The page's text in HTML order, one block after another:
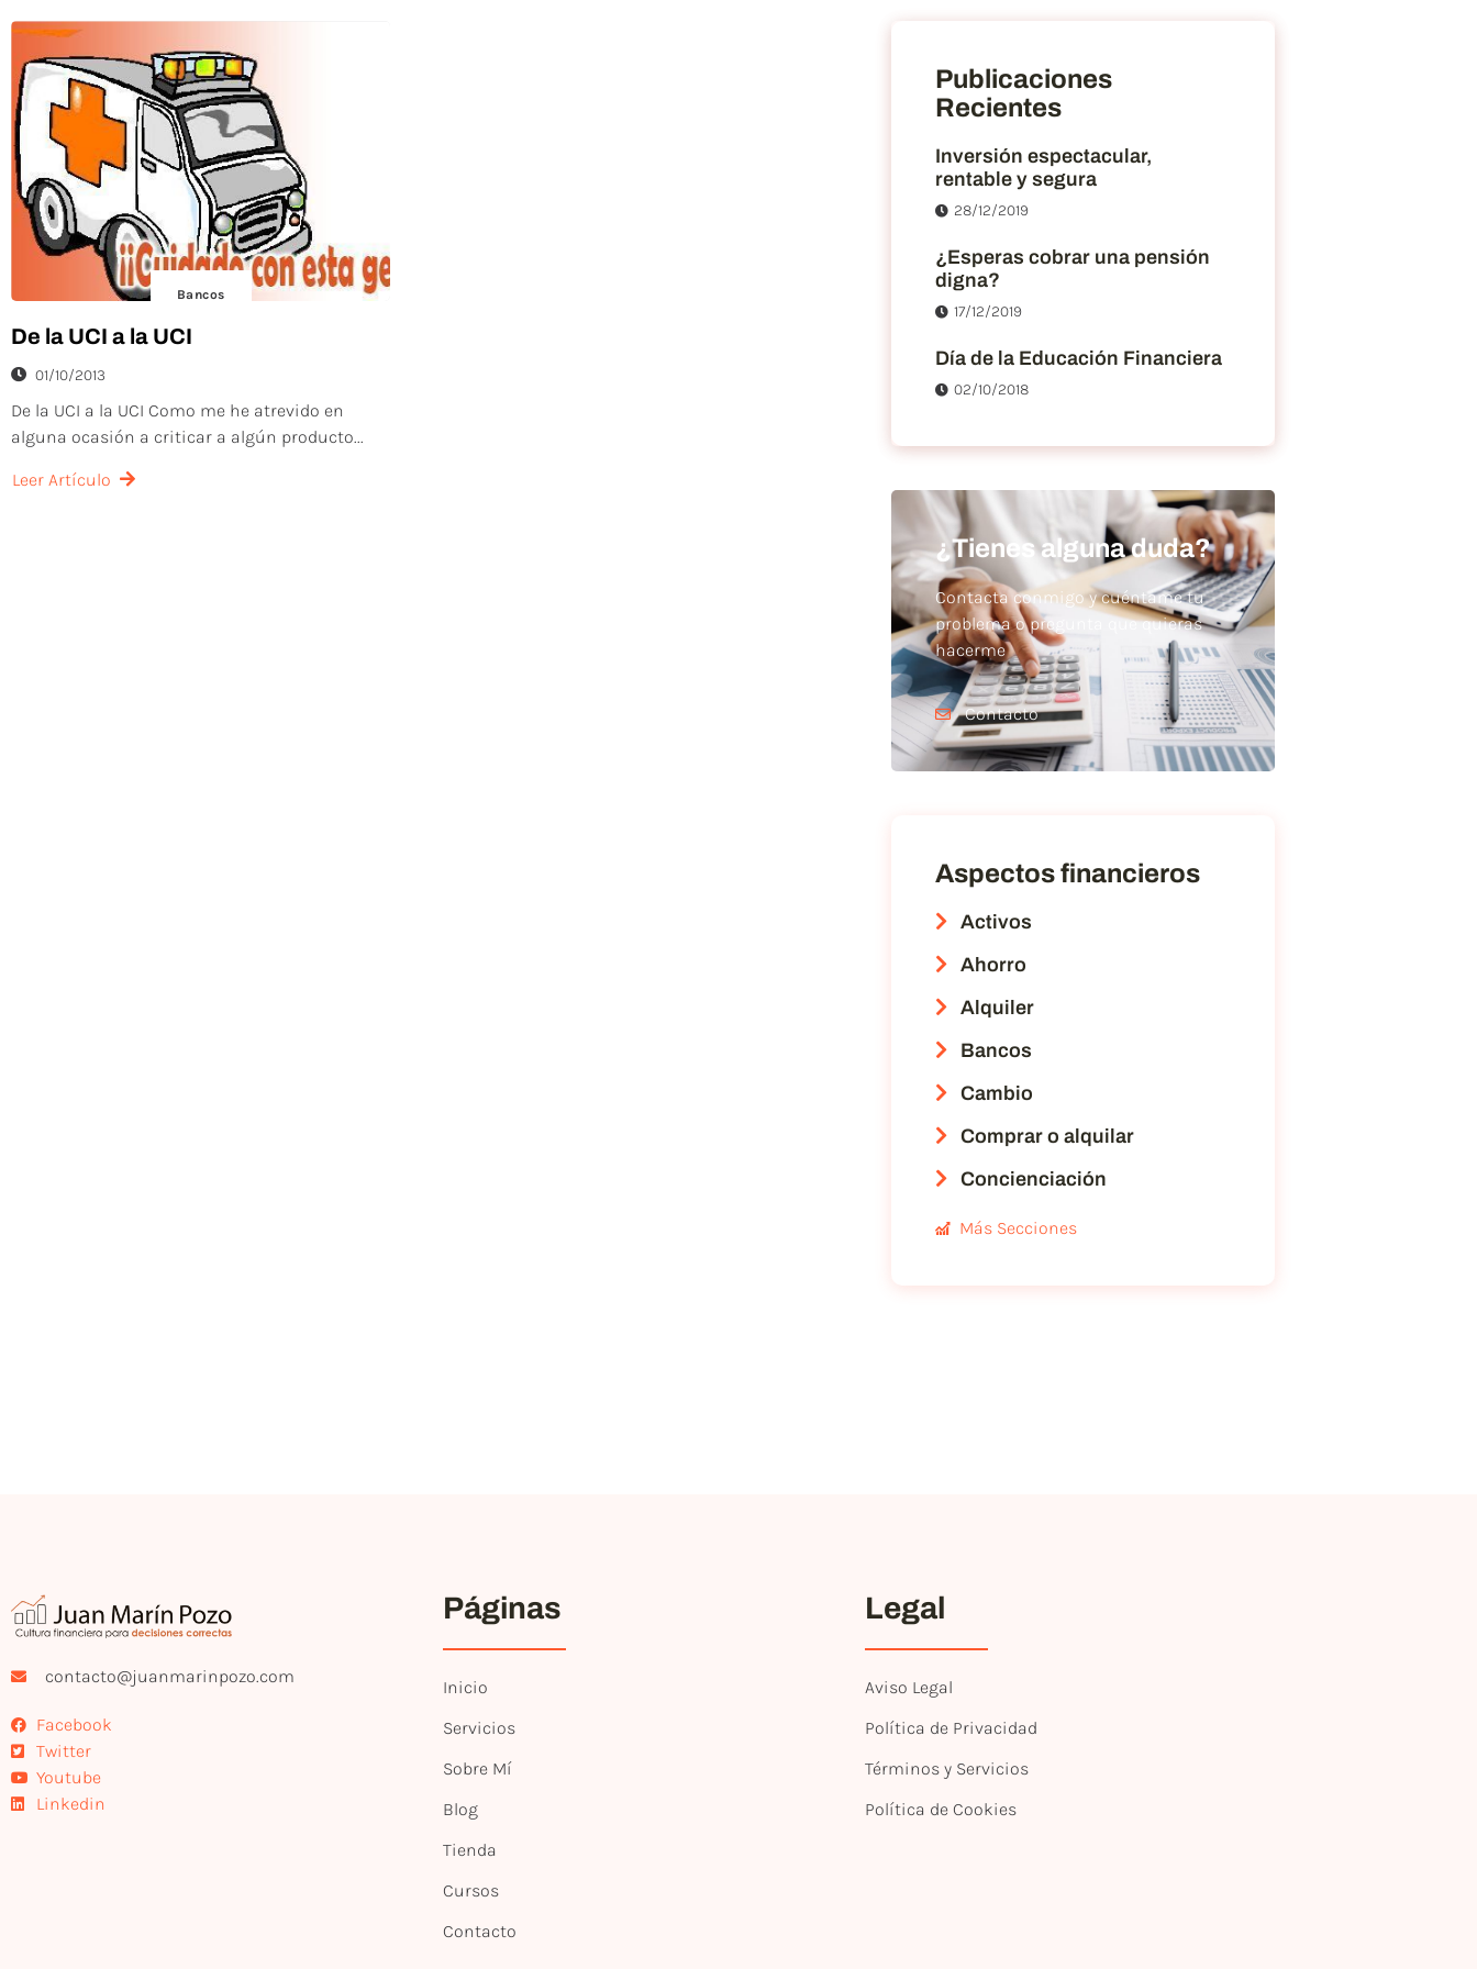
Bancos
De la UCI a la UCI
01/10/2013
De la UCI a la UCI Como me he atrevido en
alguna ocasión a criticar a algún producto...
Leer Artículo
Publicaciones
Recientes
Inversión espectacular,
rentable y segura
28/12/2019
¿Esperas cobrar una pensión
digna?
17/12/2019
Día de la Educación Financiera
02/10/2018
¿Tienes alguna duda?
Contacta conmigo y cuéntame tu
problema o pregunta que quieras
hacerme
Contacto
Aspectos financieros
Activos
Ahorro
Alquiler
Bancos
Cambio
Comprar o alquilar
Concienciación
Más Secciones
contacto@juanmarinpozo.com
Facebook
Twitter
Youtube
Linkedin
Páginas
Inicio
Servicios
Sobre Mí
Blog
Tienda
Cursos
Contacto
Legal
Aviso Legal
Política de Privacidad
Términos y Servicios
Política de Cookies